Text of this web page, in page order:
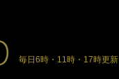
毎日6時・11時・17時更新